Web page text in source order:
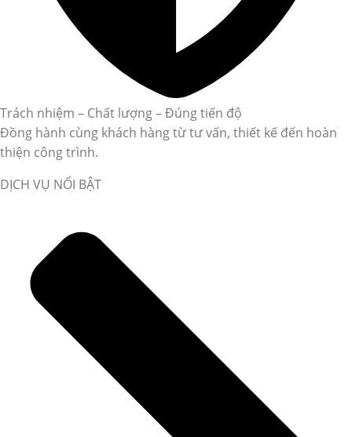
Trách nhiệm – Chất lượng – Đúng tiến độ
Đồng hành cùng khách hàng từ tư vấn, thiết kế đến hoàn
thiện công trình.
DỊCH VỤ NỔI BẬT